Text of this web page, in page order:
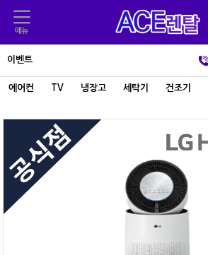
이벤트
에어컨 TV 냉장고 세탁기 건조기